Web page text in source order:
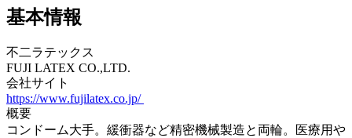
基本情報
不二ラテックス
FUJI LATEX CO.,LTD.
会社サイト
https://www.fujilatex.co.jp/
概要
コンドーム大手。緩衝器など精密機械製造と両輪。医療用や